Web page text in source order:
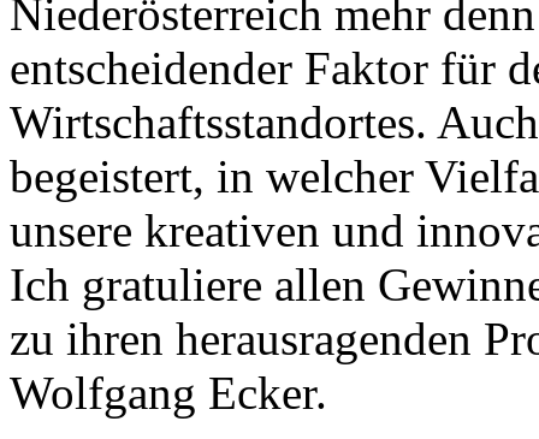
Niederösterreich mehr
entscheidender Faktor für
Wirtschaftsstandortes.
begeistert, in welcher
unsere kreativen und
Ich gratuliere allen
zu ihren herausragenden
Wolfgang Ecker.